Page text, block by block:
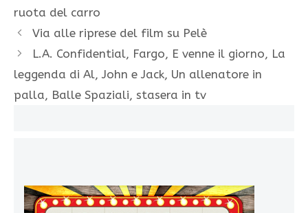
ruota del carro
Via alle riprese del film su Pelè
L.A. Confidential, Fargo, E venne il giorno, La
leggenda di Al, John e Jack, Un allenatore in
palla, Balle Spaziali, stasera in tv